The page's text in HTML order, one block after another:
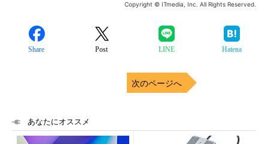
Copyright © ITmedia, Inc. All Rights Reserved.
Share Post LINE Hatena
次のページへ
あなたにオススメ